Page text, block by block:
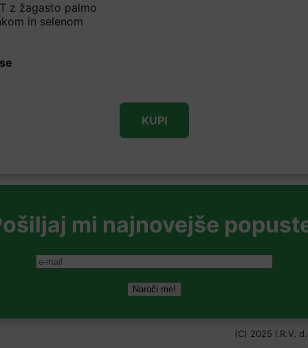
z žagasto palmo
in selenom
KUPI
mi najnovejše
(C) 2025 I.R.V.